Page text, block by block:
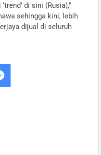
di sini (Rusia),”
sehingga kini, lebih
dijual di seluruh